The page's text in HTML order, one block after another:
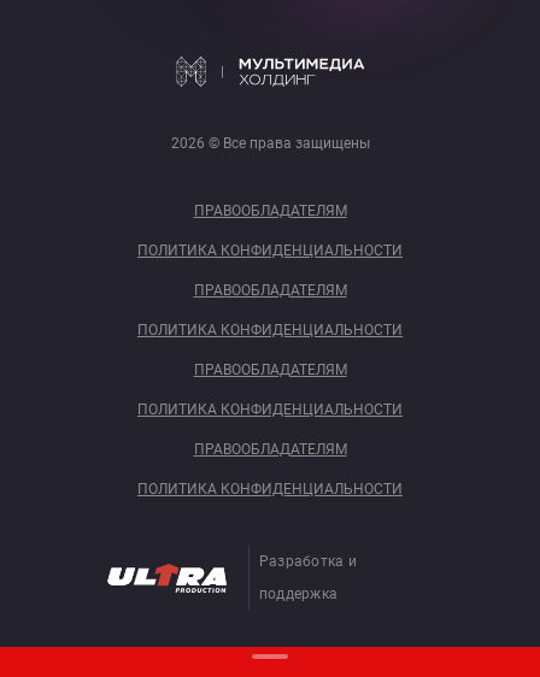
2026 © Все права защищены
ПРАВООБЛАДАТЕЛЯМ
ПОЛИТИКА КОНФИДЕНЦИАЛЬНОСТИ
ПРАВООБЛАДАТЕЛЯМ
ПОЛИТИКА КОНФИДЕНЦИАЛЬНОСТИ
ПРАВООБЛАДАТЕЛЯМ
ПОЛИТИКА КОНФИДЕНЦИАЛЬНОСТИ
ПРАВООБЛАДАТЕЛЯМ
ПОЛИТИКА КОНФИДЕНЦИАЛЬНОСТИ
Разработка и
поддержка